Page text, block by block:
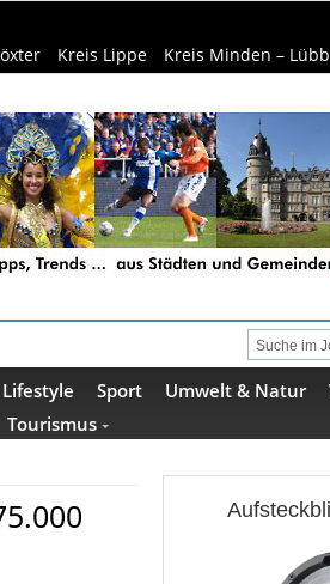
Kreis Lippe Kreis Minden –
Lifestyle Sport Umwelt & Natur
Tourismus